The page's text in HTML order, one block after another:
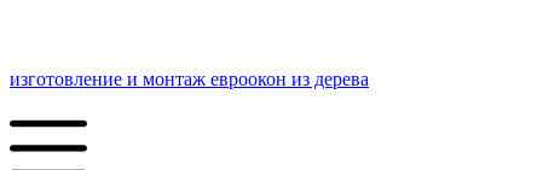
изготовление и монтаж евроокон из дерева